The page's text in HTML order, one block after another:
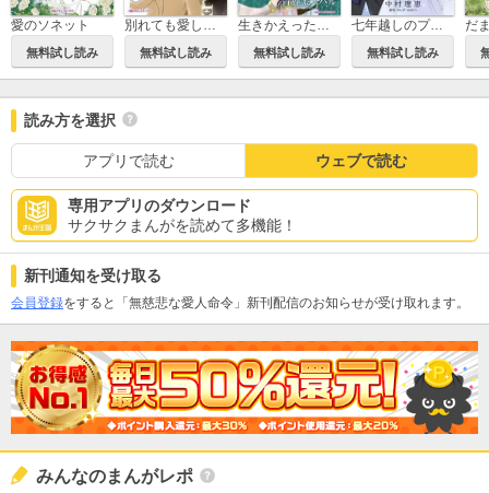
愛のソネット
無料試し読み 無料試し読み 無料試し読み
七年越しのプロポーズ
無料試し読み
読み方を選択
アプリで読む ウェブで読む
専用アプリのダウンロード
サクサクまんがを読めて多機能！
新刊通知を受け取る
会員登録をすると「無慈悲な愛人命令」新刊配信のお知らせが受け取れます。
みんなのまんがレポ